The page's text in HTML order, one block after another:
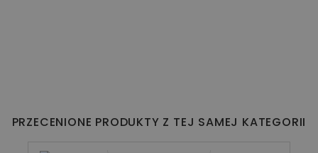
PRZECENIONE PRODUKTY Z TEJ SAMEJ KATEGORII